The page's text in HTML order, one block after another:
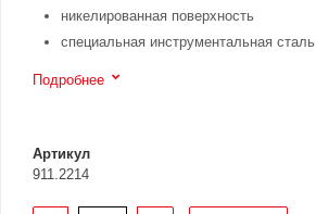
никелированная поверхность
специальная инструментальная сталь
Подробнее
Артикул
911.2214